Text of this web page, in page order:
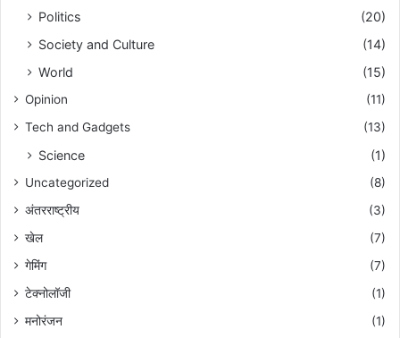
Politics
(20)
Society and Culture
(14)
World
(15)
Opinion
(11)
Tech and Gadgets
(13)
Science (1)
Uncategorized
(8)
अंतरराष्ट्रीय
(3)
खेल
(7)
गेमिंग
(7)
टेक्नोलॉजी
(1)
मनोरंजन
(1)